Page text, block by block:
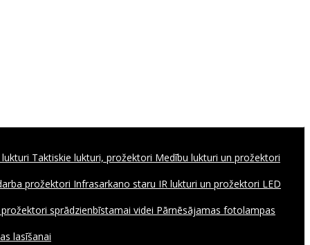
Taktiskie lukturi, prožektori Medību lukturi un prožektori
prožektori Infrasarkano staru IR lukturi un prožektori LED
sprādzienbīstamai videi Pārnēsājamas fotolampas
lasīšanai